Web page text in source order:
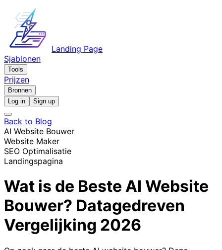
Landing Page
Sjablonen
Tools
Prijzen
Bronnen
Log in
Sign up
Back to Blog
AI Website Bouwer
Website Maker
SEO Optimalisatie
Landingspagina
Wat is de Beste AI Website
Bouwer? Datagedreven
Vergelijking 2026